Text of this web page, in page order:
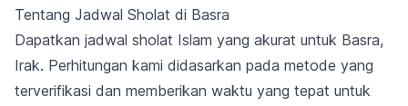
Tentang Jadwal Sholat di Basra
Dapatkan jadwal sholat Islam yang akurat untuk Basra,
Irak. Perhitungan kami didasarkan pada metode yang
terverifikasi dan memberikan waktu yang tepat untuk